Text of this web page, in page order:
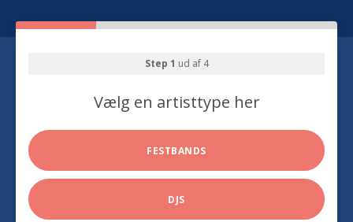
Step 1 ud af 4
Vælg en artisttype her
FESTBANDS
DJS